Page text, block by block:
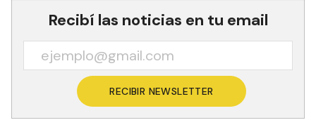
Recibí las noticias en tu email
RECIBIR NEWSLETTER